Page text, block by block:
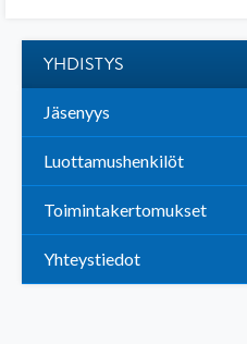
YHDISTYS
Jäsenyys
Luottamushenkilöt
Toimintakertomukset
Yhteystiedot